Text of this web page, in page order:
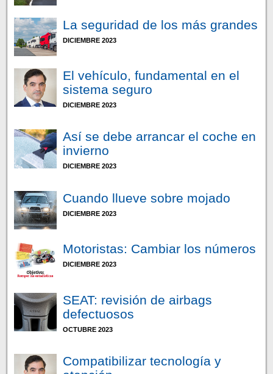
La seguridad de los más grandes
DICIEMBRE 2023
El vehículo, fundamental en el
sistema seguro
DICIEMBRE 2023
Así se debe arrancar el coche en
invierno
DICIEMBRE 2023
Cuando llueve sobre mojado
DICIEMBRE 2023
Motoristas: Cambiar los números
DICIEMBRE 2023
SEAT: revisión de airbags
defectuosos
OCTUBRE 2023
Compatibilizar tecnología y